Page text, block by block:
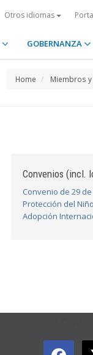
Otros idiomas
GOBERNANZA
Home Miembros y
Convenios (incl.
Convenio de 29
Protección del
Adopción